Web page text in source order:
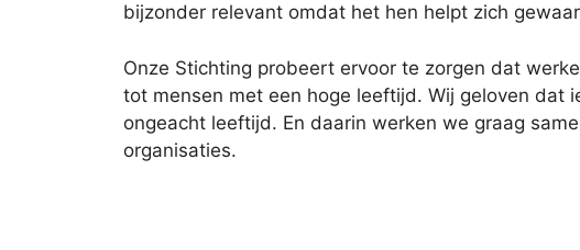
bijzonder relevant omdat het hen helpt zich
Onze Stichting probeert ervoor te zorgen dat
tot mensen met een hoge leeftijd. Wij geloven dat
ongeacht leeftijd. En daarin werken we graag
organisaties.